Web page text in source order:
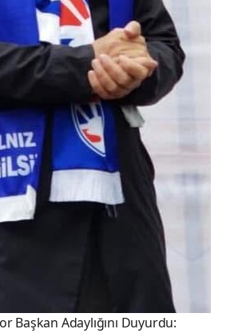
Başkan Adaylığını Duyurdu: